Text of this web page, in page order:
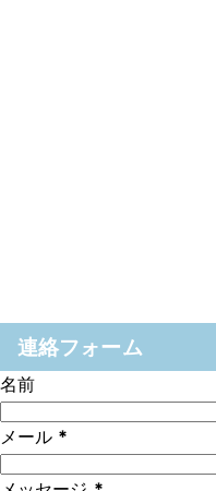
連絡フォーム
名前
メール *